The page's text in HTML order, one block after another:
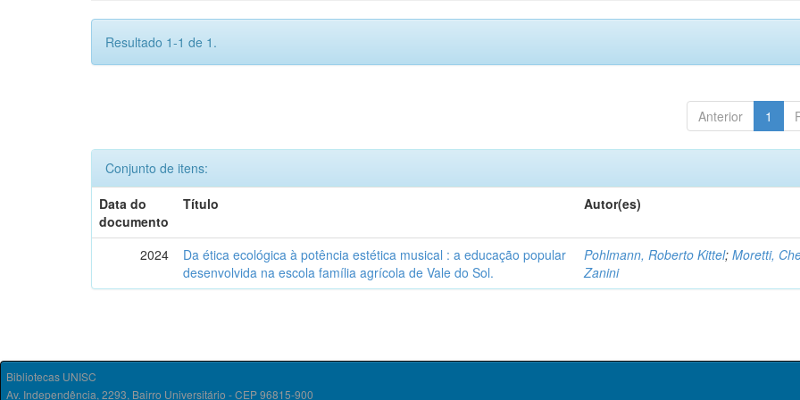
Resultado 1-1 de 1.
Anterior 1
Conjunto de itens:
Data do
documento
Título Autor(es)
2024
Da ética ecológica à potência estética musical : a educação popular
desenvolvida na escola família agrícola de Vale do Sol.
Pohlmann, Roberto Kittel;Moretti,
Zanini
Bibliotecas UNISC
Av. Independência, 2293, Bairro Universitário - CEP 96815-900